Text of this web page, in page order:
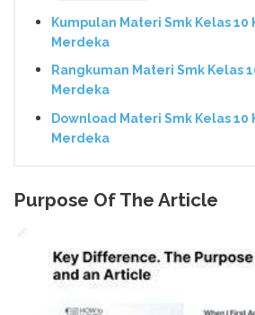
Kumpulan Materi Smk Kelas 10
Merdeka
Rangkuman Materi Smk Kelas
Merdeka
Download Materi Smk Kelas 10
Merdeka
Purpose Of The Article